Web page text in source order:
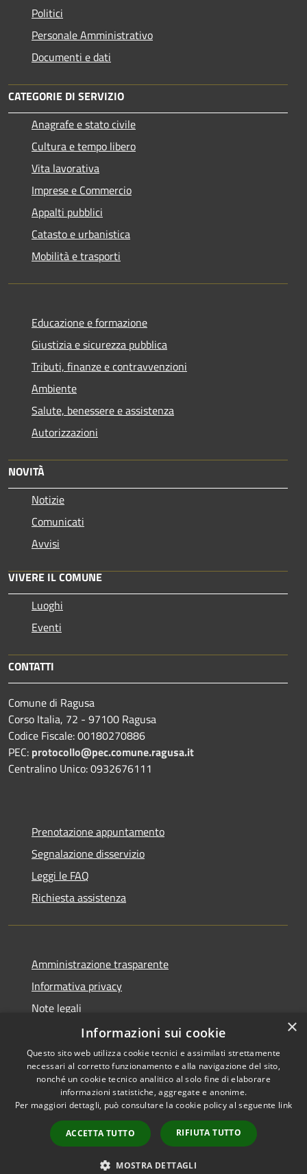
Politici
Personale Amministrativo
Documenti e dati
CATEGORIE DI SERVIZIO
Anagrafe e stato civile
Cultura e tempo libero
Vita lavorativa
Imprese e Commercio
Appalti pubblici
Catasto e urbanistica
Mobilità e trasporti
Educazione e formazione
Giustizia e sicurezza pubblica
Tributi, finanze e contravvenzioni
Ambiente
Salute, benessere e assistenza
Autorizzazioni
NOVITÀ
Notizie
Comunicati
Avvisi
VIVERE IL COMUNE
Luoghi
Eventi
CONTATTI
Comune di Ragusa
Corso Italia, 72 - 97100 Ragusa
Codice Fiscale: 00180270886
PEC: protocollo@pec.comune.ragusa.it
Centralino Unico: 0932676111
Prenotazione appuntamento
Segnalazione disservizio
Leggi le FAQ
Richiesta assistenza
Amministrazione trasparente
Informativa privacy
Note legali
Dichiarazione di accessibilità
RSS
Accessibility
Copyright © 2026 • Town of
Ragusa • Powered by
Municipium•
Admin
access
×
Informazioni sui cookie
Questo sito web utilizza cookie tecnici e assimilati strettamente
necessari al corretto funzionamento e alla navigazione del sito,
nonché un cookie tecnico analitico al solo fine di elaborare
informazioni statistiche, aggregate e anonime.
Per maggiori dettagli, può consultare la cookie policy al seguente link
ACCETTA TUTTO RIFIUTA TUTTO
MOSTRA DETTAGLI